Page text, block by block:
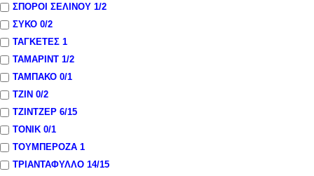
ΣΠΟΡΟΙ ΣΕΛΙΝΟΥ 1/2
ΣΥΚΟ 0/2
ΤΑΓΚΕΤΕΣ 1
ΤΑΜΑΡΙΝΤ 1/2
ΤΑΜΠΑΚΟ 0/1
ΤΖΙΝ 0/2
ΤΖΙΝΤΖΕΡ 6/15
ΤΟΝΙΚ 0/1
ΤΟΥΜΠΕΡΟΖΑ 1
ΤΡΙΑΝΤΑΦΥΛΛΟ 14/15